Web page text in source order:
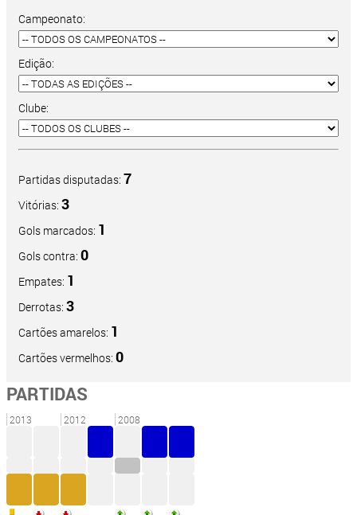
Campeonato:
Edição:
Clube:
Partidas disputadas: 7
Vitórias: 3
Gols marcados: 1
Gols contra: 0
Empates: 1
Derrotas: 3
Cartões amarelos: 1
Cartões vermelhos: 0
PARTIDAS
2013 2012 2008